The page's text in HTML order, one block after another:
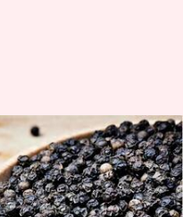
Identify :
ఎలా?
మీకోసం